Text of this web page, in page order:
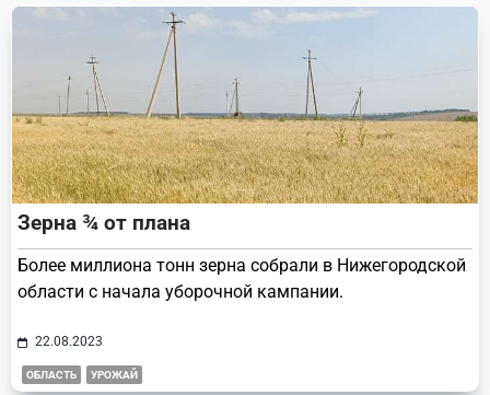
text">Page</span>
Зерна ¾ от плана
Более миллиона тонн зерна собрали в Нижегородской
области с начала уборочной кампании.
22.08.2023
ОБЛАСТЬ УРОЖАЙ